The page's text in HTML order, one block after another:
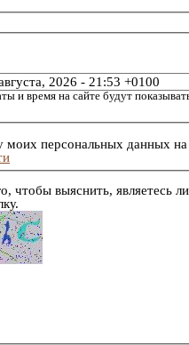
и время на сайте будут
моих персональных данных
чтобы выяснить, являетесь